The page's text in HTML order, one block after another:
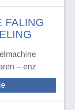
FALING
-- enz